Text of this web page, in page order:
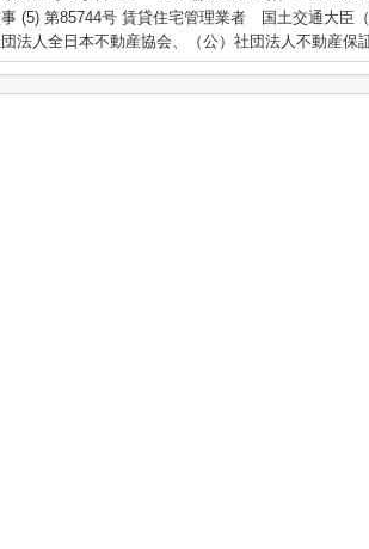
(5) 第85744号 賃貸住宅管理業者 国土交通大臣
団法人全日本不動産協会、（公）社団法人不動産保